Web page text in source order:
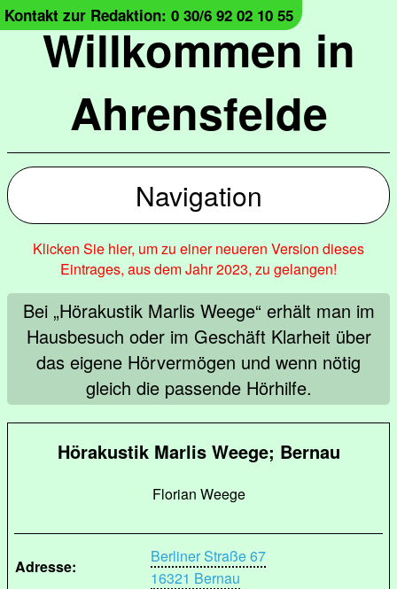
Willkommen in
Ahrensfelde
Kontakt zur Redaktion: 0 30/6 92 02 10 55
Navigation
Klicken Sie hier, um zu einer neueren Version dieses
Eintrages, aus dem Jahr 2023, zu gelangen!
Bei „Hörakustik Marlis Weege“ erhält man im
Hausbesuch oder im Geschäft Klarheit über
das eigene Hörvermögen und wenn nötig
gleich die passende Hörhilfe.
Hörakustik Marlis Weege; Bernau
Florian Weege
Adresse:
Berliner Straße 67
16321 Bernau